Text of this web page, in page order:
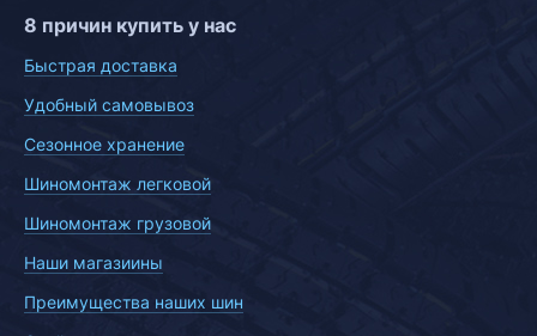
8 причин купить у нас
Быстрая доставка
Удобный самовывоз
Сезонное хранение
Шиномонтаж легковой
Шиномонтаж грузовой
Наши магазиины
Преимущества наших шин